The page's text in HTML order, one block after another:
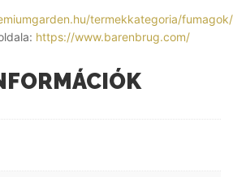
termekkategoria/
https://www.barenbrug.com/